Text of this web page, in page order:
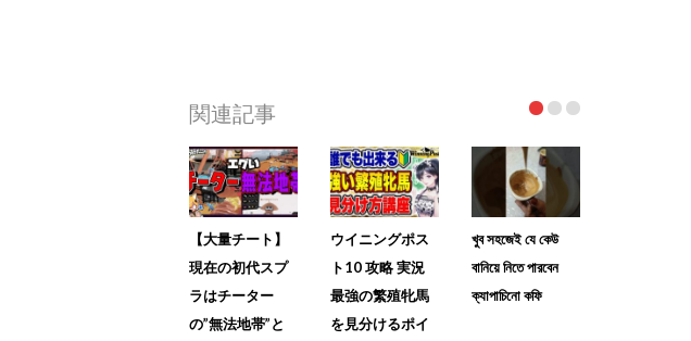
関連記事
【大量チート】
現在の初代スプ
ラはチーター
の”無法地帯”と
ウイニングポス
ト10 攻略 実況
最強の繁殖牝馬
を見分けるポイ
খুব সহজেই যে কেউ
বানিয়ে নিতে পারবেন
ক্যাপাচিনো কফি